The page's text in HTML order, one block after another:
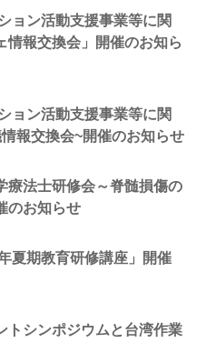
ョン活動支援事業等に関
情報交換会」開催のお知ら
ョン活動支援事業等に関
報交換会~開催のお知らせ
療法士研修会～脊髄損傷の
のお知らせ
夏期教育研修講座」開催
トシンポジウムと台湾作業